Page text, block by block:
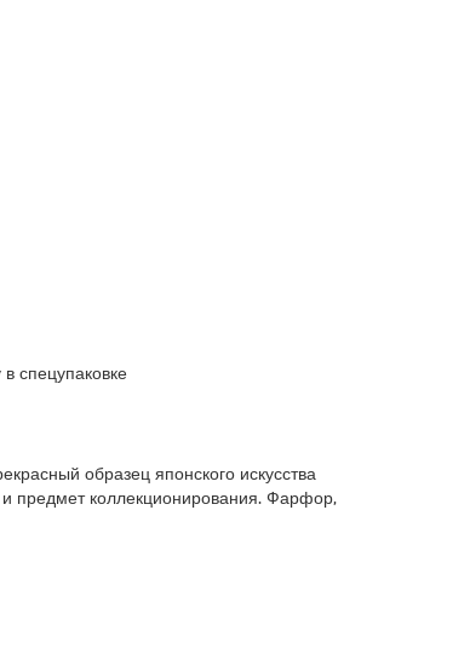
спецупаковке
образец японского искусства
предмет коллекционирования. Фарфор,